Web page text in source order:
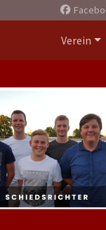
Verein